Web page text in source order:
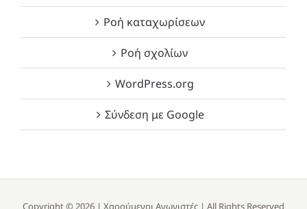
Ροή καταχωρίσεων
Ροή σχολίων
WordPress.org
Σύνδεση με Google
Copyright © 2026 | Χαρούμενοι Αγωνιστές | All Rights Reserved